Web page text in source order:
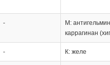
-
М:
каррагинан
- К: желе